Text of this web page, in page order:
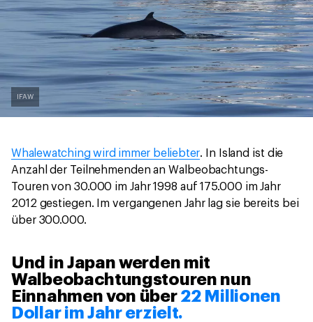
IFAW
Whalewatching wird immer beliebter. In Island ist die
Anzahl der Teilnehmenden an Walbeobachtungs-
Touren von 30.000 im Jahr 1998 auf 175.000 im Jahr
2012 gestiegen. Im vergangenen Jahr lag sie bereits bei
über 300.000.
Und in Japan werden mit
Walbeobachtungstouren nun
Einnahmen von über 22 Millionen
Dollar im Jahr erzielt.